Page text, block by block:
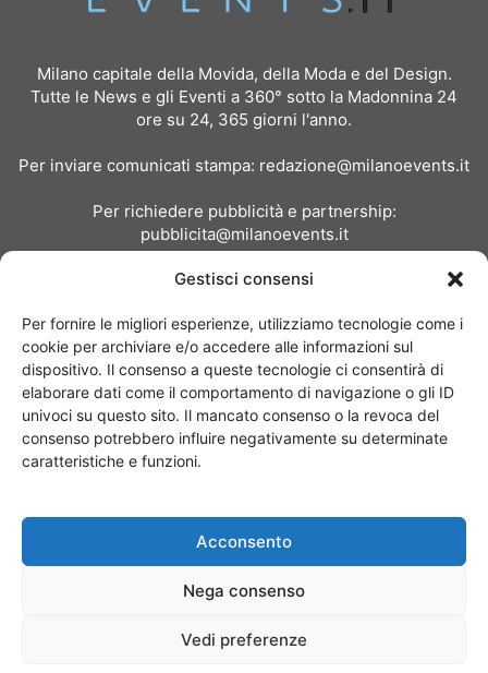
Gestisci consensi
Per fornire le migliori esperienze, utilizziamo tecnologie come i
cookie per archiviare e/o accedere alle informazioni sul
dispositivo. Il consenso a queste tecnologie ci consentirà di
elaborare dati come il comportamento di navigazione o gli ID
univoci su questo sito. Il mancato consenso o la revoca del
consenso potrebbero influire negativamente su determinate
caratteristiche e funzioni.
Acconsento
Nega consenso
Vedi preferenze
Milano capitale della Movida, della Moda e del Design.
Tutte le News e gli Eventi a 360° sotto la Madonnina 24
ore su 24, 365 giorni l'anno.
Per inviare comunicati stampa: redazione@milanoevents.it
Per richiedere pubblicità e partnership:
pubblicita@milanoevents.it
Chi siamo I Nostri Clienti
© Copyright 2017 - MilanoEvents.it© managed by